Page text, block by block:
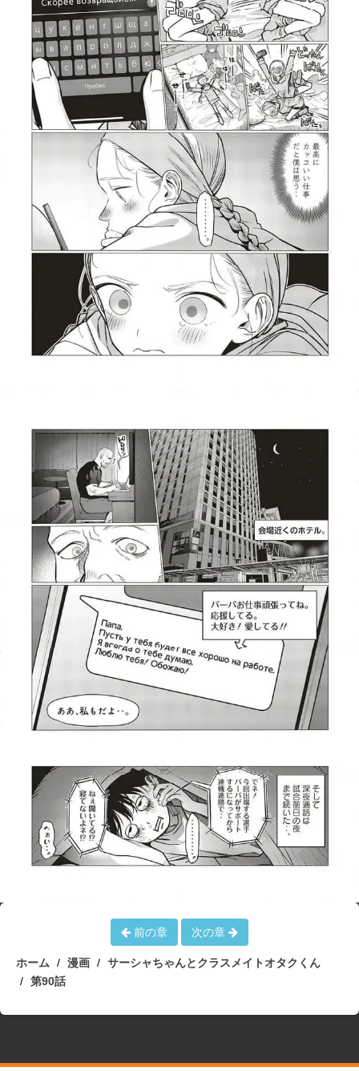
前の章 次の章
ホーム 漫画
サーシャちゃんとクラスメイトオタクくん
第90話